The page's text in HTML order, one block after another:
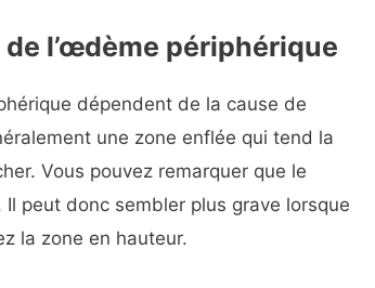
l’œdème périphérique
dépendent de la cause de
une zone enflée qui tend la
Vous pouvez remarquer que le
peut donc sembler plus grave lorsque
la zone en hauteur.